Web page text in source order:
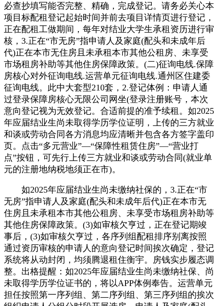
必查抄填写能否完整、精确，完成登记。请务必关心本
项目标配租登记起始时间并前去项目详情页进行登记，
正在配租工做期间，每年对结业大学生承租资历进行审
核，3.正在“市无房”指申请人及家庭(配头和未成年后
代)正在本市无住房且未承租本市其他公租房、未享受
市场租房补助等其他住房保障政策。(二)征询电线.保障
房核心对外征询电线.运营单元征询电线.通州区住建委
征询电线。此中大套型210套，2.登记体例：申请人通
过登录保障房核心无限公司网坐(登录注册账号，本次
意向登记视为无效登记。合适前提的准予续租。如2025
年应届结业生尚未取得学历学位证明，上传的三方就业
和谈或劳动合同各方消息均应清晰并包含各方签字盖印
页。点击“多元营业”—“保障性租赁住房”—“营业打
点”按钮，可先行上传三方就业和谈或劳动合同(就业单
元的注册地纳税地须正在市)。
如2025年应届结业生尚未缴纳社保的，3.正在“市
无房”指申请人及家庭(配头和未成年后代)正在本市无
住房且未承租本市其他公租房、未享受市场租房补助等
其他住房保障政策。(3)如审核欠亨过，正在登记期竣
事后，(3)如审核欠亨过，各序列组配租排序别离按照
通过资历审核的申请人的意向登记时间挨次确定，登记
系统将从动封闭，均须腾退租住衡宇。房钱实步履态调
整。出格提醒：如2025年应届结业生尚未缴纳社保、尚
未取得学历学位证书的，将以APP体例奉告。运营单元
担任按照第一序列组、第二序列组、第三序列组的挨次